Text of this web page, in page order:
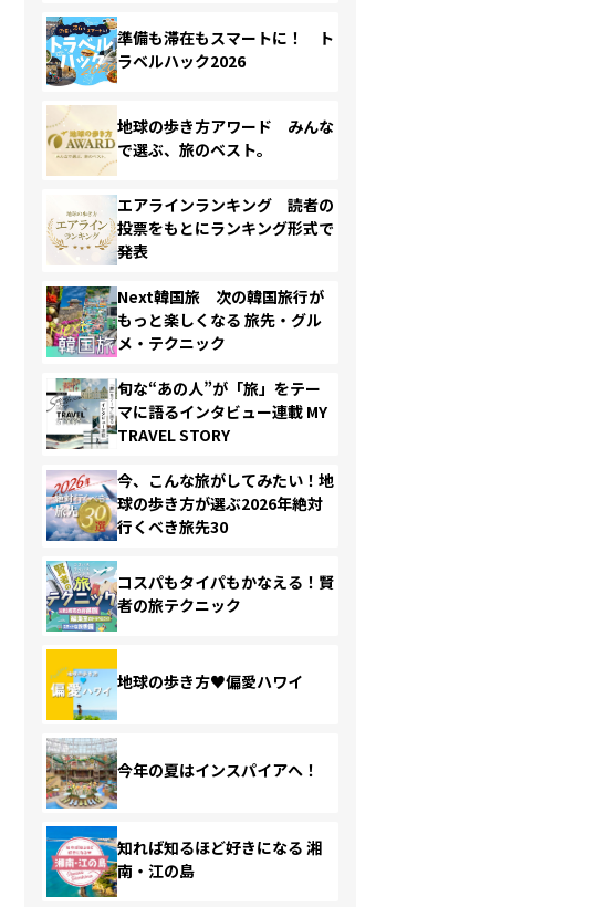
準備も滞在もスマートに！ ト
ラベルハック2026
地球の歩き方アワード みんな
で選ぶ、旅のベスト。
エアラインランキング 読者の
投票をもとにランキング形式で
発表
Next韓国旅 次の韓国旅行が
もっと楽しくなる 旅先・グル
メ・テクニック
旬な“あの人”が「旅」をテー
マに語るインタビュー連載 MY
TRAVEL STORY
今、こんな旅がしてみたい！地
球の歩き方が選ぶ2026年絶対
行くべき旅先30
コスパもタイパもかなえる！賢
者の旅テクニック
地球の歩き方♥偏愛ハワイ
今年の夏はインスパイアへ！
知れば知るほど好きになる 湘
南・江の島